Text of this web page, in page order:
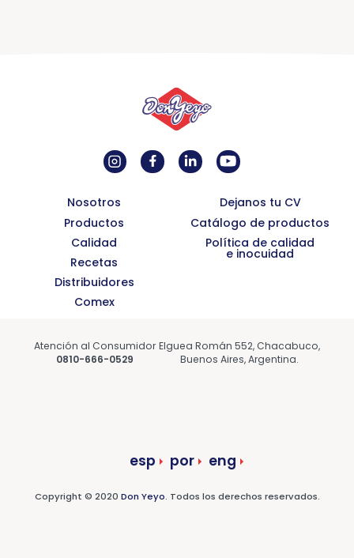
Nosotros
Productos
Calidad
Recetas
Distribuidores
Comex
Dejanos tu CV
Catálogo de productos
Política de calidad
e inocuidad
Atención al Consumidor
0810-666-0529
Elguea Román 552, Chacabuco,
Buenos Aires, Argentina.
esp por eng
Copyright © 2020 Don Yeyo. Todos los derechos reservados.